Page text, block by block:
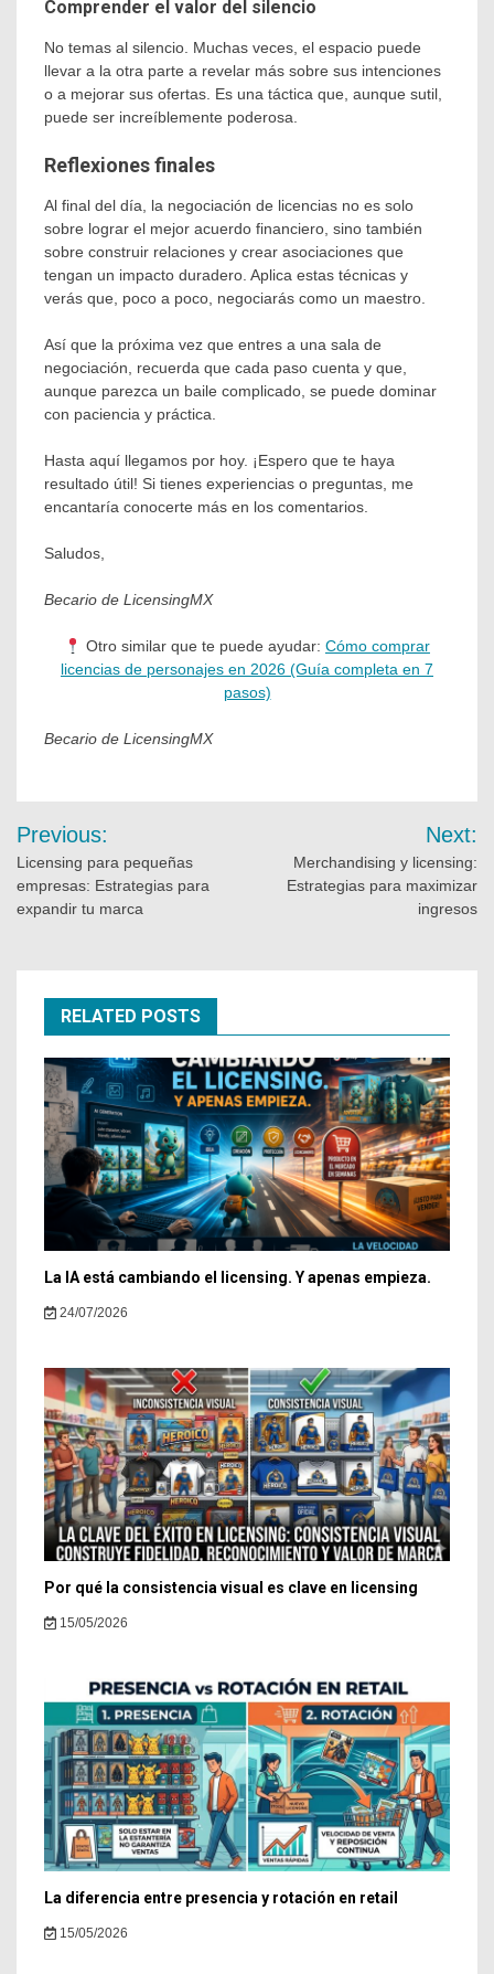
Comprender el valor del silencio
No temas al silencio. Muchas veces, el espacio puede
llevar a la otra parte a revelar más sobre sus intenciones
o a mejorar sus ofertas. Es una táctica que, aunque sutil,
puede ser increíblemente poderosa.
Reflexiones finales
Al final del día, la negociación de licencias no es solo
sobre lograr el mejor acuerdo financiero, sino también
sobre construir relaciones y crear asociaciones que
tengan un impacto duradero. Aplica estas técnicas y
verás que, poco a poco, negociarás como un maestro.
Así que la próxima vez que entres a una sala de
negociación, recuerda que cada paso cuenta y que,
aunque parezca un baile complicado, se puede dominar
con paciencia y práctica.
Hasta aquí llegamos por hoy. ¡Espero que te haya
resultado útil! Si tienes experiencias o preguntas, me
encantaría conocerte más en los comentarios.
Saludos,
Becario de LicensingMX
Otro similar que te puede ayudar: Cómo comprar
licencias de personajes en 2026 (Guía completa en 7
pasos)
Becario de LicensingMX
Previous:
Licensing para pequeñas
empresas: Estrategias para
expandir tu marca
Next:
Merchandising y licensing:
Estrategias para maximizar
ingresos
RELATED POSTS
La IA está cambiando el licensing. Y apenas empieza.
24/07/2026
Por qué la consistencia visual es clave en licensing
15/05/2026
La diferencia entre presencia y rotación en retail
15/05/2026